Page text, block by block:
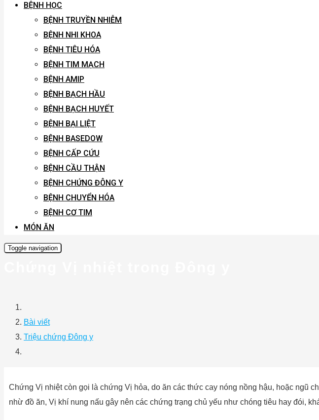
BỆNH HỌC
BỆNH TRUYỀN NHIỄM
BỆNH NHI KHOA
BỆNH TIÊU HÓA
BỆNH TIM MẠCH
BỆNH AMIP
BỆNH BẠCH HẦU
BỆNH BẠCH HUYẾT
BỆNH BẠI LIỆT
BỆNH BASEDOW
BỆNH CẤP CỨU
BỆNH CẦU THẬN
BỆNH CHỨNG ĐÔNG Y
BỆNH CHUYỂN HÓA
BỆNH CƠ TIM
MÓN ĂN
Toggle navigation
Bài viết
Triệu chứng Đông y
Chứng Vị nhiệt còn gọi là chứng Vị hỏa, do ăn các thức cay nóng nồng hậu, hoặc ngũ
nhừ đồ ăn, Vị khí nung nấu gây nên các chứng trạng chủ yếu như chóng tiêu hay đói,